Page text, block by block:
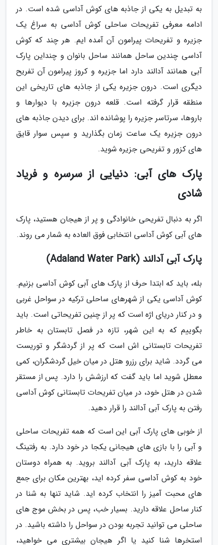
به تبدیل به یکی از جاذبه های کوش آداسی شده است. در
ادامه معرفی تفریحات ساحلی کوش آداسی به سراغ یک
جزیره و تفریحات پیرامون آن آمده ایم. هر چند که کوش
آداسی چندین ساحل همانند ساحل بانوان و چنداین پارک
آبی همانند آدالند دارد اما جزیره و کروز پیرامون آن تفریح
دیگری است. درون جزیره یکی از جاذبه های تاریخی این
منطقه قرار گرفته است. قلعه درون جزیره با دیوارها و
باروها، سرتاسر جزیره را پوشانده اند. برای دیدن جاذبه های
درون جزیره یک ساعت زمان بگذارید و سپس سوار قایق
های کزور و تفریحی جزیره شوید.
پارک های آبی: دنیایی از سرسره و فریاد
شادی
اگر به دنبال تفریحی خانوادگی و پر از هیجان هستید، پارک
های آبی کوش آداسی انتخابی فوق العاده به شمار می روند.
پارک آبی آدالند (Adaland Water Park)
بله، باید که ابتدا حرف از پارک های آبی کوش آداسی بزنیم.
کوش آداسی یکی از شهرهای ساحلی ترکیه در سواحل غربی
و در کنار دریای اژه است که پر از چنین تفریحاتی است. باید
بگوییم که به این شهر، تازه در فصل تابستان به خاطر
تفریحات تابستانی اش است که پر از گردشگر و توریست
می گردد. شاید برای رزرو هتل در میان خیل گردشگران، کمی
معطل شوید اما باید گفت که ارزشش را دارد. پس از مستقر
شدن در هتل خود، در میان تفریحات تابستانی کوش آداسی
رفتن به پارک آبی آدالند را قرار دهید.
از خوبی های پارک آبی این است که همه تفریحات ساحلی
و آبی را با بازی های هیجانی یکجا در خود دارد. به رفتینگ
علاقه دارید، به پارک آبی آدالند بروید. به همراه دوستان
خود به کوش آداسی سفر کرده اید، بهترین مکان برای جمع
های محبت آمیز را انتخاب کرده اید. شاید تنها به شنا در
کنار ساحل علاقه دارید. بسیار خب، پس در بخش موج های
ساحلی می توانید تجربه بودن در سواحل را داشته باشید. در
استخرها شنا کنید یا اگر هیجان بیشتری می خواهید،